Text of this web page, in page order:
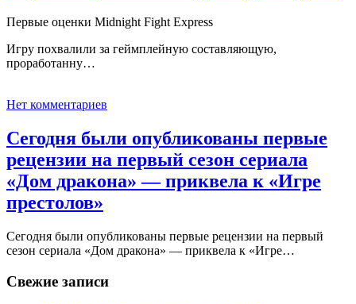
Первые оценки Midnight Fight Express
Игру похвалили за геймплейную составляющую,
проработанну…
Нет комментариев
Сегодня были опубликованы первые
рецензии на первый сезон сериала
«Дом дракона» — приквела к «Игре
престолов»
Сегодня были опубликованы первые рецензии на первый
сезон сериала «Дом дракона» — приквела к «Игре…
Свежие записи